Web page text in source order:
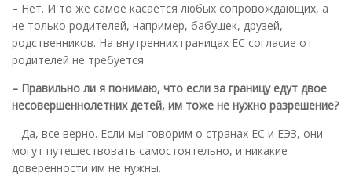
– Нет. И то же самое касается любых сопровождающих, а
не только родителей, например, бабушек, друзей,
родственников. На внутренних границах ЕС согласие от
родителей не требуется.
– Правильно ли я понимаю, что если за границу едут двое
несовершеннолетних детей, им тоже не нужно разрешение?
– Да, все верно. Если мы говорим о странах ЕС и ЕЭЗ, они
могут путешествовать самостоятельно, и никакие
доверенности им не нужны.